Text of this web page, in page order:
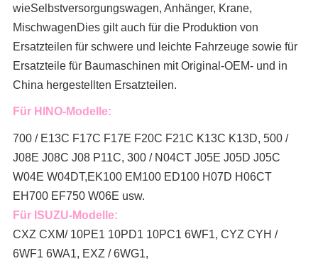
wieSelbstversorgungswagen, Anhänger, Krane,
MischwagenDies gilt auch für die Produktion von
Ersatzteilen für schwere und leichte Fahrzeuge sowie für
Ersatzteile für Baumaschinen mit Original-OEM- und in
China hergestellten Ersatzteilen.
Für HINO-Modelle:
700 / E13C F17C F17E F20C F21C K13C K13D, 500 /
J08E J08C J08 P11C, 300 / N04CT J05E J05D J05C
W04E W04DT,EK100 EM100 ED100 H07D H06CT
EH700 EF750 W06E usw.
Für ISUZU-Modelle:
CXZ CXM/ 10PE1 10PD1 10PC1 6WF1, CYZ CYH /
6WF1 6WA1, EXZ / 6WG1,